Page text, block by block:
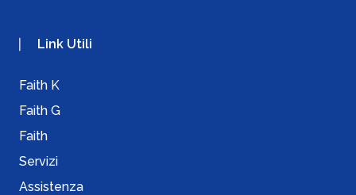
Link Utili
Faith K
Faith G
Faith
Servizi
Assistenza